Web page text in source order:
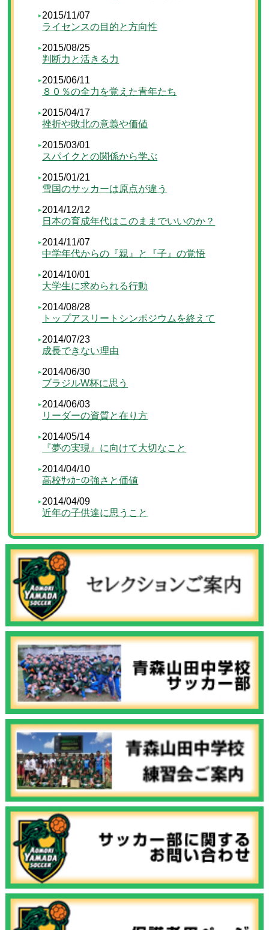
2015/11/07
ライセンスの目的と方向性
2015/08/25
判断力と活きる力
2015/06/11
８０％の全力を覚えた青年たち
2015/04/17
挫折や敗北の意義や価値
2015/03/01
スパイクとの関係から学ぶ
2015/01/21
雪国のサッカーは原点が違う
2014/12/12
日本の育成年代はこのままでいいのか？
2014/11/07
中学年代からの『親』と『子』の覚悟
2014/10/01
大学生に求められる行動
2014/08/28
トップアスリートシンポジウムを終えて
2014/07/23
成長できない理由
2014/06/30
ブラジルW杯に思う
2014/06/03
リーダーの資質と在り方
2014/05/14
『夢の実現』に向けて大切なこと
2014/04/10
高校ｻｯｶｰの強さと価値
2014/04/09
近年の子供達に思うこと